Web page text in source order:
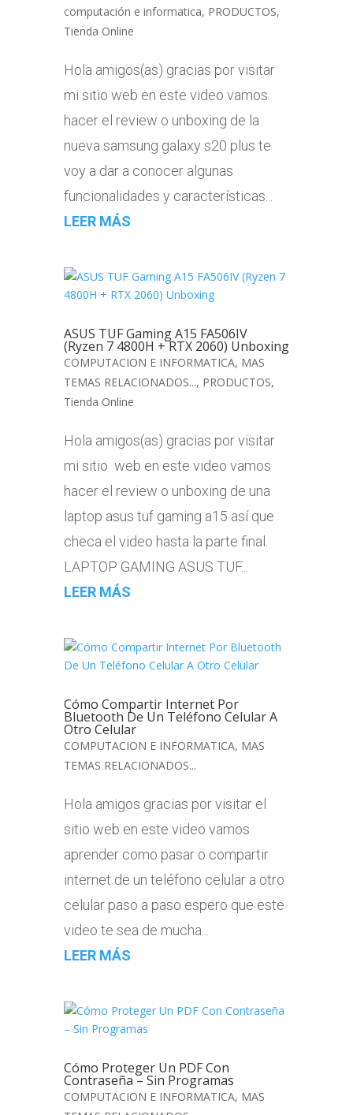
computación e informatica, PRODUCTOS,
Tienda Online
Hola amigos(as) gracias por visitar
mi sitio web en este video vamos
hacer el review o unboxing de la
nueva samsung galaxy s20 plus te
voy a dar a conocer algunas
funcionalidades y características...
LEER MÁS
ASUS TUF Gaming A15 FA506IV
(Ryzen 7 4800H + RTX 2060) Unboxing
COMPUTACION E INFORMATICA, MAS
TEMAS RELACIONADOS..., PRODUCTOS,
Tienda Online
Hola amigos(as) gracias por visitar
mi sitio web en este video vamos
hacer el review o unboxing de una
laptop asus tuf gaming a15 así que
checa el video hasta la parte final.
LAPTOP GAMING ASUS TUF...
LEER MÁS
Cómo Compartir Internet Por
Bluetooth De Un Teléfono Celular A
Otro Celular
COMPUTACION E INFORMATICA, MAS
TEMAS RELACIONADOS...
Hola amigos gracias por visitar el
sitio web en este video vamos
aprender como pasar o compartir
internet de un teléfono celular a otro
celular paso a paso espero que este
video te sea de mucha...
LEER MÁS
Cómo Proteger Un PDF Con
Contraseña – Sin Programas
COMPUTACION E INFORMATICA, MAS